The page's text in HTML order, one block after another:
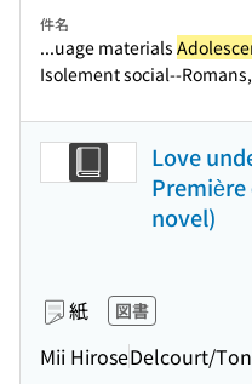
件名
...uage materials
Isolement social--
Love
novel)
紙 図書
Mii HiroseDelcourt/